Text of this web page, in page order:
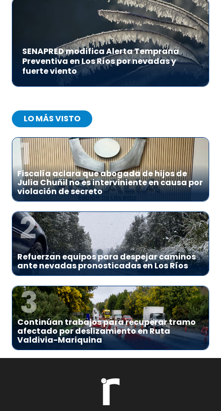
SENAPRED modifica Alerta Temprana
Preventiva en Los Ríos por nevadas y
fuerte viento
LO MÁS VISTO
1
Fiscalía aclara que abogada de hijos de
Julia Chuñil no es interviniente en causa por
violación de secreto
2
Refuerzan equipos para despejar caminos
ante nevadas pronosticadas en Los Ríos
3
Continúan trabajos para recuperar tramo
afectado por deslizamiento en Ruta
Valdivia-Mariquina